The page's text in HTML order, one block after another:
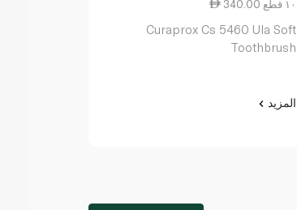
340.00 ١٠ قطع
Curaprox Cs 5460 Ula Soft
Toothbrush
المزيد